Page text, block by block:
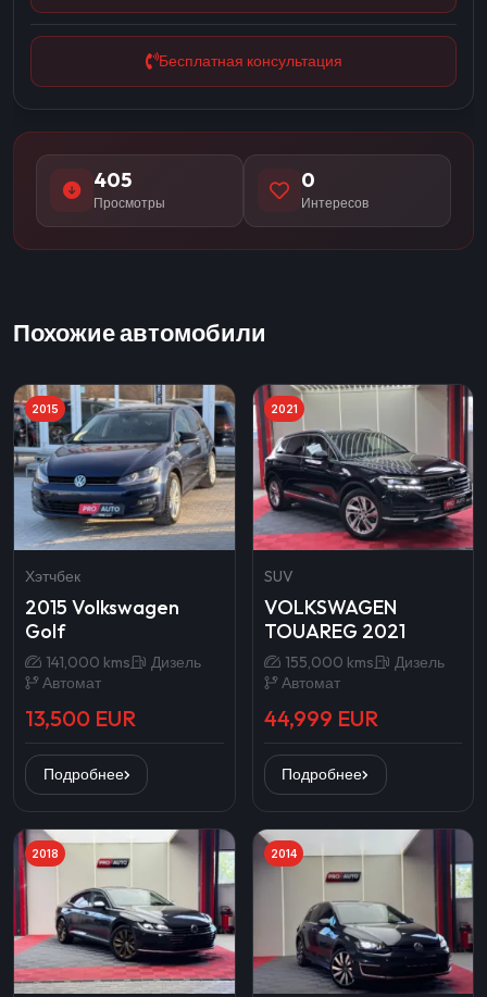
Бесплатная консультация
405
Просмотры
0
Интересов
Похожие автомобили
2015
Хэтчбек
2015 Volkswagen
Golf
141,000 kms
Дизель
Автомат
13,500 EUR
Подробнее
2021
SUV
VOLKSWAGEN
TOUAREG 2021
155,000 kms
Дизель
Автомат
44,999 EUR
Подробнее
2018 2014